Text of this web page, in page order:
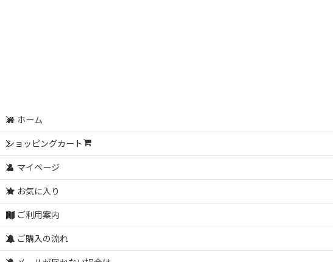
ホーム
ショッピングカート
マイページ
お気に入り
ご利用案内
ご購入の流れ